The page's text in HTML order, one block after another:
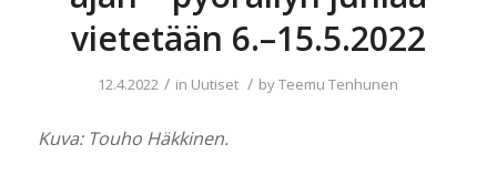
vietetään 6.–15.5.2022
12.4.2022 / in Uutiset / byTeemu Tenhunen
Kuva: Touho Häkkinen.